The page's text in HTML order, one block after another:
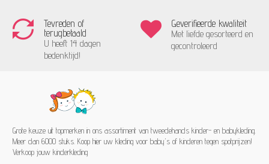
Tevreden of
terugbetaald
U heeft 14 dagen
bedenktijd!
Geverifieerde kwaliteit
Met liefde gesorteerd en
gecontroleerd
Grote keuze uit topmerken in ons assortiment van tweedehands kinder- en babykleding.
Meer dan 6000 stuks. Koop hier uw kleding voor baby's of kinderen tegen spotprijzen!
Verkoop jouw kinderkleding